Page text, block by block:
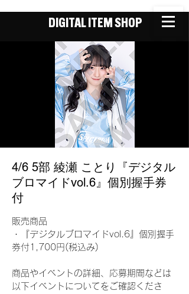
DIGITAL ITEM SHOP
4/6 5部 綾瀬 ことり『デジタル
ブロマイドvol.6』個別握手券
付
販売商品
・『デジタルブロマイドvol.6』個別握手
券付1,700円(税込み)
商品やイベントの詳細、応募期間などは
以下イベントについてをご確認くださ